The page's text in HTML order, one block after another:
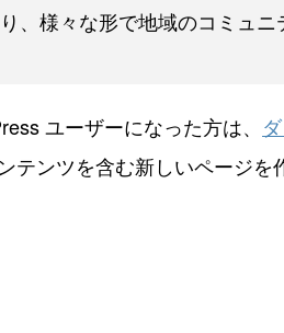
、様々な形で地域のコミュニ
ユーザーになった方は、
テンツを含む新しいページ